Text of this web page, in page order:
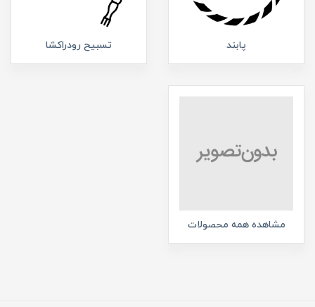
پابند تسبیح رودراکشا
مشاهده همه محصولات